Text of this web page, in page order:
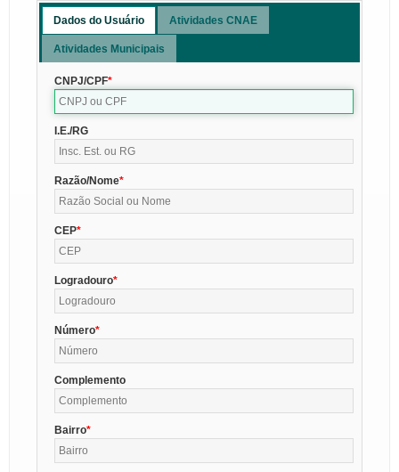
Dados do Usuário Atividades CNAE
Atividades Municipais
CNPJ/CPF
I.E./RG
Razão/Nome
CEP
Logradouro
Número
Complemento
Bairro